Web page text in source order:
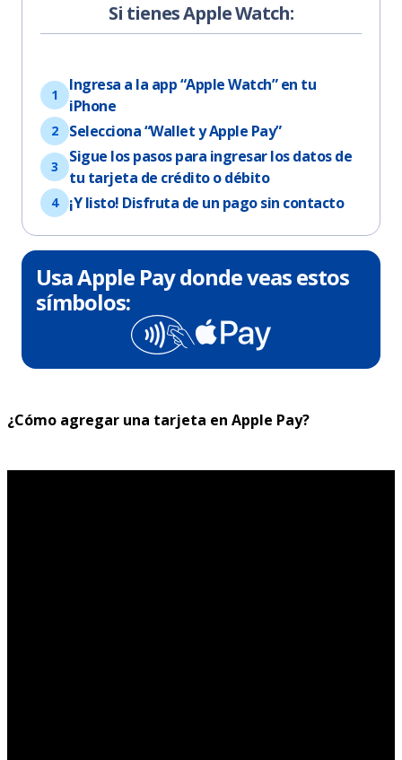
Si tienes Apple Watch:
Ingresa a la app “Apple Watch” en tu
iPhone
Selecciona “Wallet y Apple Pay”​
Sigue los pasos para ingresar los datos de
tu tarjeta de crédito o débito
¡Y listo! Disfruta de un pago sin contacto
Usa Apple Pay donde veas estos
símbolos:​
¿Cómo agregar una tarjeta en Apple Pay?